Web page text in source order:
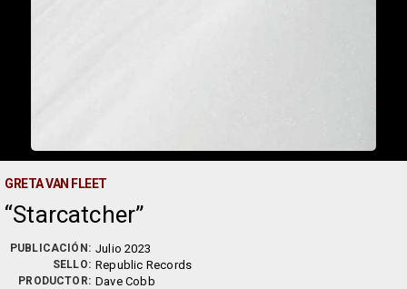
GRETA VAN FLEET
Starcatcher
PUBLICACIÓN: Julio 2023
SELLO: Republic Records
PRODUCTOR: Dave Cobb